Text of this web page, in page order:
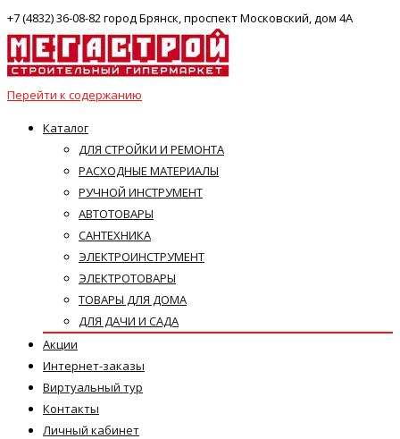
+7 (4832) 36-08-82 город Брянск, проспект Московский, дом 4А
Перейти к содержанию
Каталог
ДЛЯ СТРОЙКИ И РЕМОНТА
РАСХОДНЫЕ МАТЕРИАЛЫ
РУЧНОЙ ИНСТРУМЕНТ
АВТОТОВАРЫ
САНТЕХНИКА
ЭЛЕКТРОИНСТРУМЕНТ
ЭЛЕКТРОТОВАРЫ
ТОВАРЫ ДЛЯ ДОМА
ДЛЯ ДАЧИ И САДА
Акции
Интернет-заказы
Виртуальный тур
Контакты
Личный кабинет